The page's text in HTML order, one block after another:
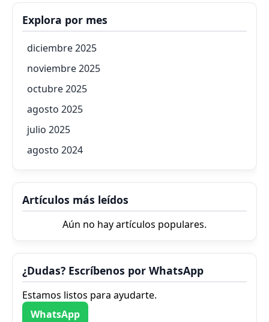
Explora por mes
diciembre 2025
noviembre 2025
octubre 2025
agosto 2025
julio 2025
agosto 2024
Artículos más leídos
Aún no hay artículos populares.
¿Dudas? Escríbenos por WhatsApp
Estamos listos para ayudarte.
WhatsApp